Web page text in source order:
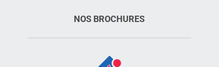
NOS BROCHURES